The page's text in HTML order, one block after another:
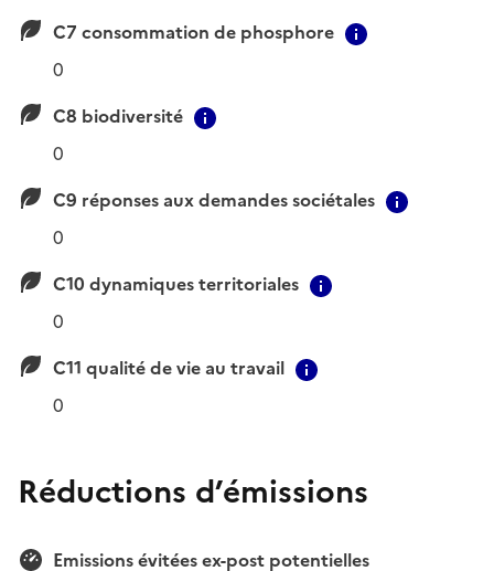
C7 consommation de phosphore
0
C8 biodiversité
0
C9 réponses aux demandes sociétales
0
C10 dynamiques territoriales
0
C11 qualité de vie au travail
0
Réductions d’émissions
Emissions évitées ex-post potentielles